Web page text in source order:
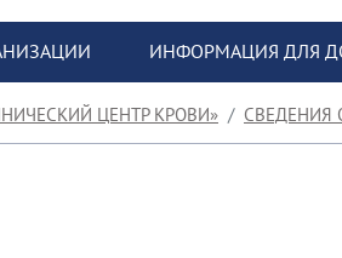
ИНФОРМАЦИЯ ДЛЯ
ЦЕНТР КРОВИ» СВЕДЕНИЯ